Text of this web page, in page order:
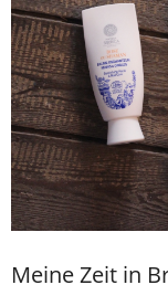
Meine Zeit in